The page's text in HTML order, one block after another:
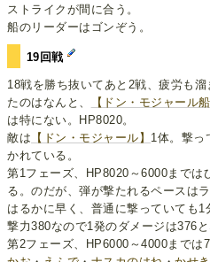
ストライクが間に合う。
船のリーダーはゴンぞう。
19回戦
18戦を勝ち抜いてあと2戦、疲労も
たのはなんと、
【ドン・モジャール船
は特にない。HP8020。
敵は 【ドン・モジャール】 1体。撃っ
かれている。
第1フェーズ、HP8020～6000までは
る。のだが、弾が撃たれるペースは
はるかに早く、普通に撃っていても
撃力380なので1発のダメージは376と
第2フェーズ、HP6000～4000までは